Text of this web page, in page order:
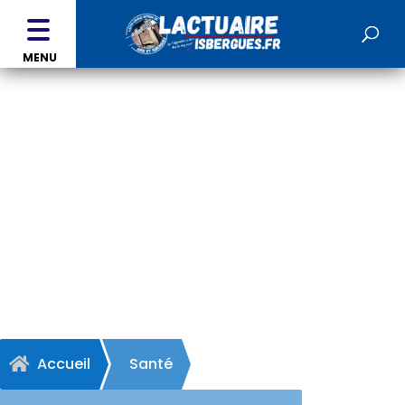
MENU
 Accueil Santé